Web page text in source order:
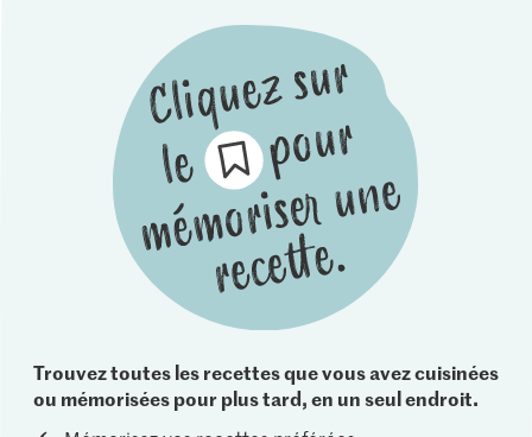
Trouvez toutes les recettes que vous avez cuisinées
ou mémorisées pour plus tard, en un seul endroit.